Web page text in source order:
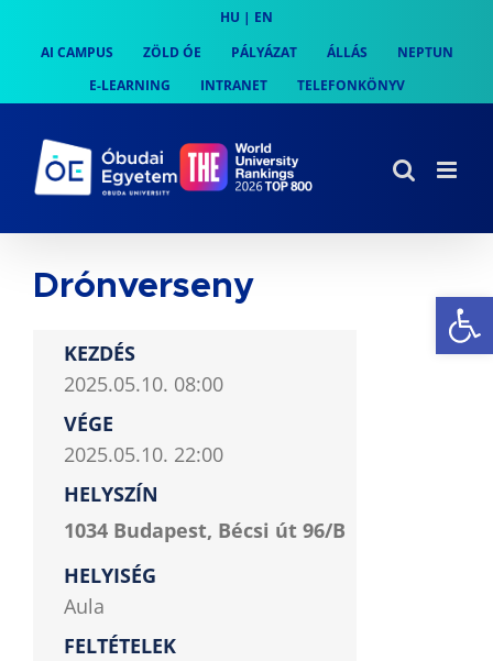
content
HU | EN
AI CAMPUS
ZÖLD ÓE PÁLYÁZAT ÁLLÁS
NEPTUN
E-LEARNING
INTRANET TELEFONKÖNYV
Drónverseny
KEZDÉS
2025.05.10. 08:00
VÉGE
2025.05.10. 22:00
HELYSZÍN
1034 Budapest, Bécsi út 96/B
HELYISÉG
Aula
FELTÉTELEK